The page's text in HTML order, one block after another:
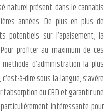
naturel présent dans le cannabis
années. De plus en plus de
potentiels sur l’apaisement, la
profiter au maximum de ces
d’administration la plus
à-dire sous la langue, s’avère
du CBD et garantir une
intéressante pour